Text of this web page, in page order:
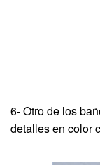
6- Otro de los
detalles en color